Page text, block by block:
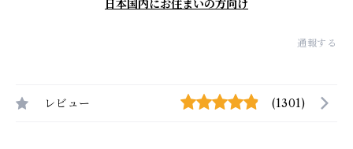
日本国内にお住まいの方向け
通報する
レビュー (1301)